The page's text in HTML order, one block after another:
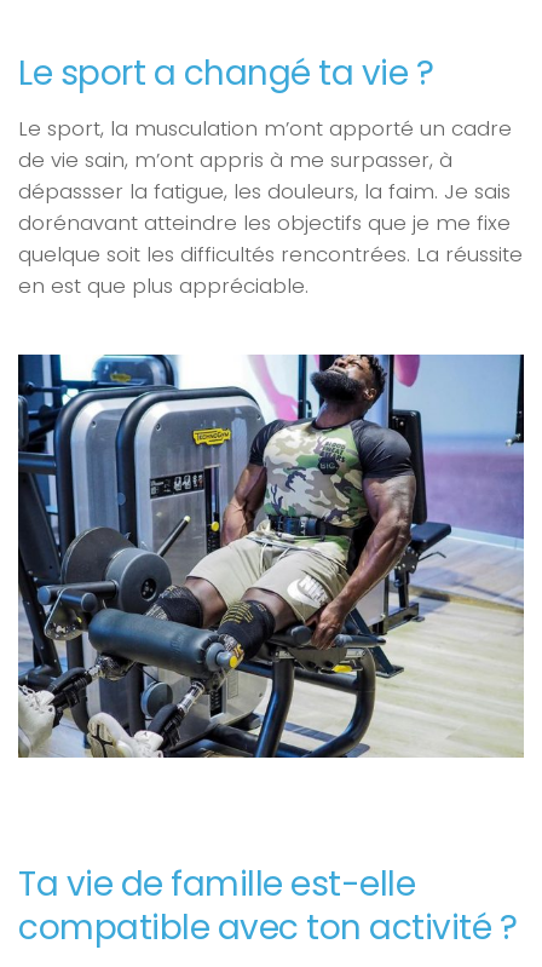
Le sport a changé ta vie ?
Le sport, la musculation m’ont apporté un cadre
de vie sain, m’ont appris à me surpasser, à
dépassser la fatigue, les douleurs, la faim. Je sais
dorénavant atteindre les objectifs que je me fixe
quelque soit les difficultés rencontrées. La réussite
en est que plus appréciable.
Ta vie de famille est-elle
compatible avec ton activité ?